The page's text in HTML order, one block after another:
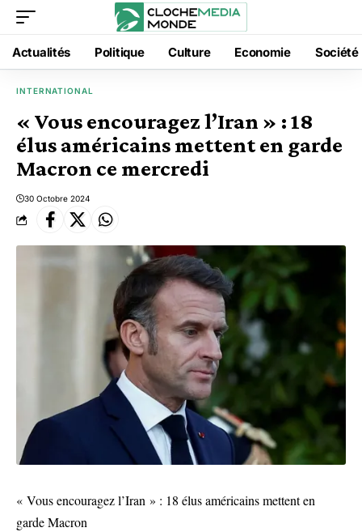
Actualités Politique Culture Economie Société
INTERNATIONAL
« Vous encouragez l’Iran » : 18
élus américains mettent en garde
Macron ce mercredi
30 Octobre 2024
« Vous encouragez l’Iran » : 18 élus américains mettent en
garde Macron